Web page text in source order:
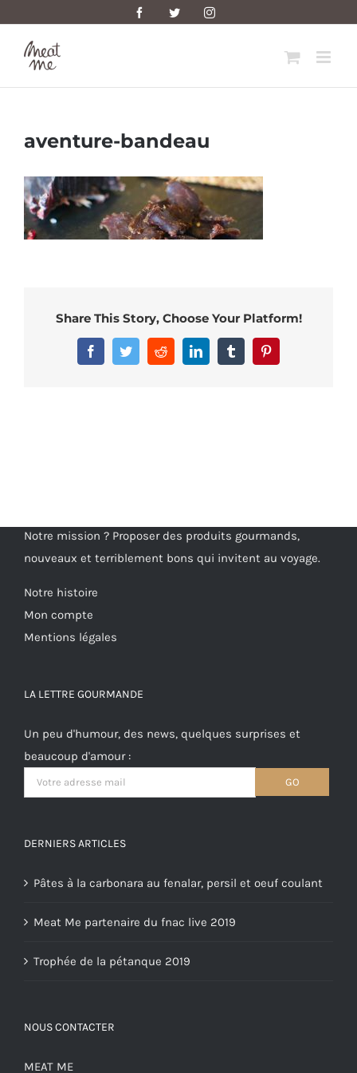
content
FacebookTwitter Instagram
aventure-bandeau
Share This Story, Choose Your Platform!
FacebookTwitterRedditLinkedInTumblr
Notre mission ? Proposer des produits gourmands,
nouveaux et terriblement bons qui invitent au voyage.
Notre histoire
Mon compte
Mentions légales
LA LETTRE GOURMANDE
Un peu d'humour, des news, quelques surprises et
beaucoup d'amour :
DERNIERS ARTICLES
Pâtes à la carbonara au fenalar, persil et oeuf coulant
Meat Me partenaire du fnac live 2019
Trophée de la pétanque 2019
NOUS CONTACTER
MEAT ME